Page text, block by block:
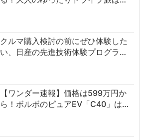
クルマ購入検討の前にぜひ体験した
い、日産の先進技術体験プログラ…
【ワンダー速報】価格は599万円か
ら！ボルボのピュアEV「C40」は…